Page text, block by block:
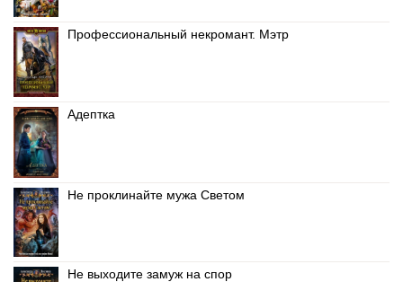
Профессиональный некромант. Мэтр
Адептка
Не проклинайте мужа Светом
Не выходите замуж на спор